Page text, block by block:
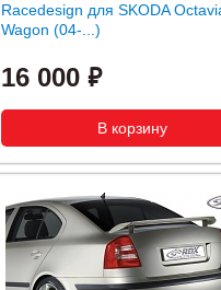
Racedesign для SKODA
Wagon (04-...)
16 000